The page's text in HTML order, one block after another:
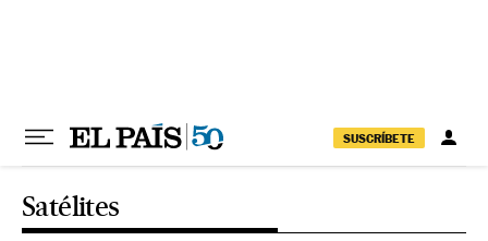
SUSCRÍBETE
Satélites